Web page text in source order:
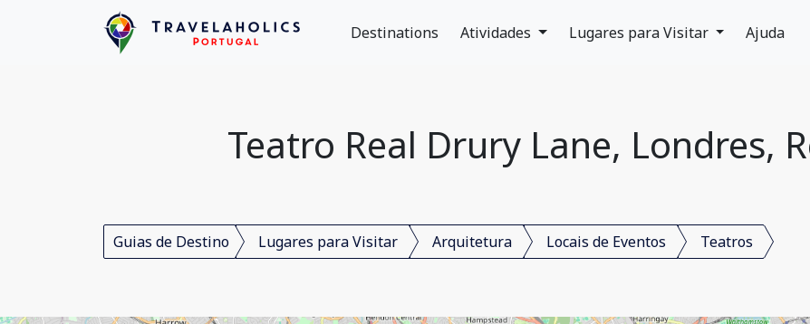
Destinations Atividades Lugares para Visitar Ajuda
Teatro Real Drury Lane, Londres,
Guias de Destino Lugares para Visitar Arquitetura Locais de Eventos Teatros